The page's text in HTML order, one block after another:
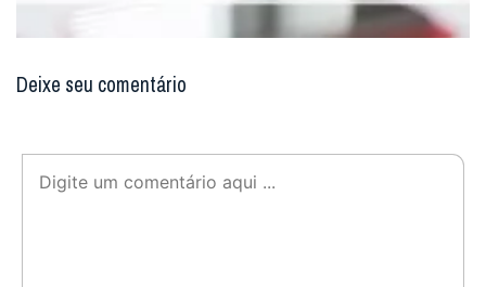
Deixe seu comentário